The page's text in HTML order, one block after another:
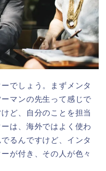
でしょう。まずメンタ
マンの先生って感じで
ど、自分のことを担当
は、海外ではよく使わ
るんですけど、インタ
が付き、その人が色々